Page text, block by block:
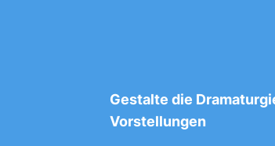
Gestalte die
Vorstellungen